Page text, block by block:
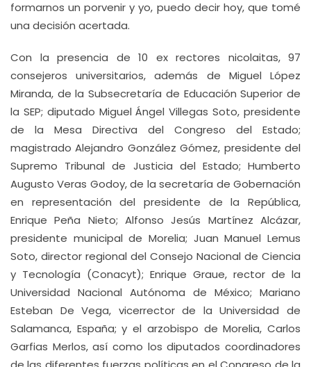
formarnos un porvenir y yo, puedo decir hoy, que tomé
una decisión acertada.
Con la presencia de 10 ex rectores nicolaitas, 97
consejeros universitarios, además de Miguel López
Miranda, de la Subsecretaría de Educación Superior de
la SEP; diputado Miguel Ángel Villegas Soto, presidente
de la Mesa Directiva del Congreso del Estado;
magistrado Alejandro González Gómez, presidente del
Supremo Tribunal de Justicia del Estado; Humberto
Augusto Veras Godoy, de la secretaría de Gobernación
en representación del presidente de la República,
Enrique Peña Nieto; Alfonso Jesús Martínez Alcázar,
presidente municipal de Morelia; Juan Manuel Lemus
Soto, director regional del Consejo Nacional de Ciencia
y Tecnología (Conacyt); Enrique Graue, rector de la
Universidad Nacional Autónoma de México; Mariano
Esteban De Vega, vicerrector de la Universidad de
Salamanca, España; y el arzobispo de Morelia, Carlos
Garfias Merlos, así como los diputados coordinadores